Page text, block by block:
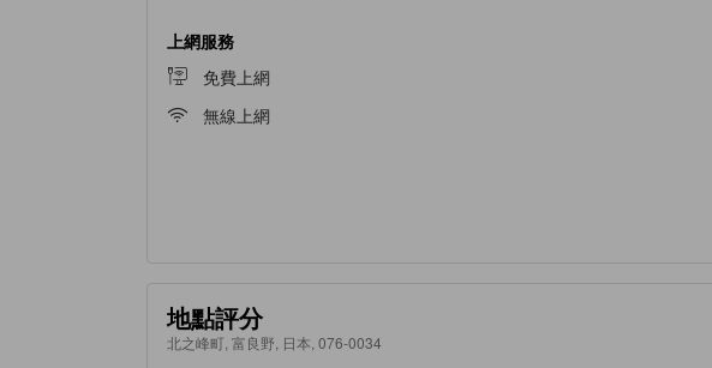
上網服務
免費上網
無線上網
地點評分
北之峰町, 富良野, 日本, 076-0034